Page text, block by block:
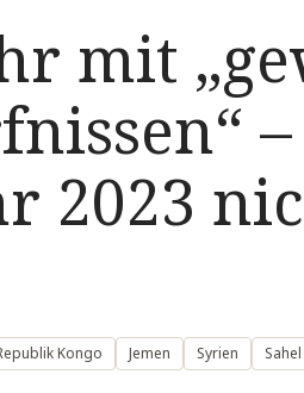
mit
2023
Kongo Jemen Syrien Sahel